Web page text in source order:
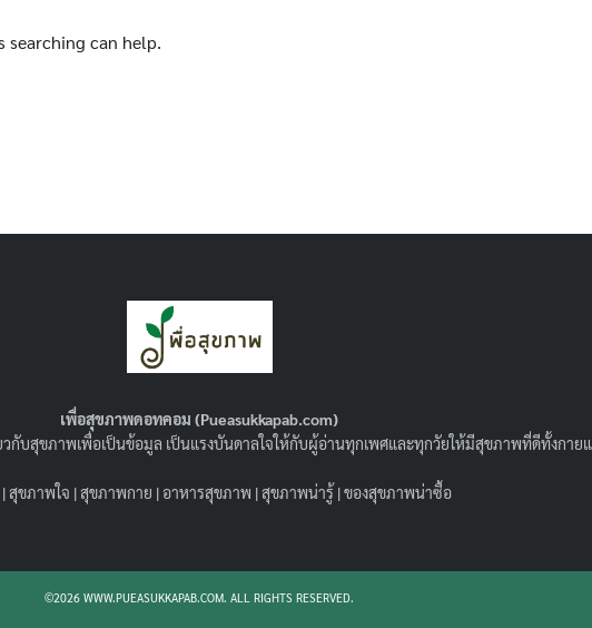
Search
searching can help.
เพื่อสุขภาพดอทคอม (Pueasukkapab.com)
วกับสุขภาพเพื่อเป็นข้อมูล เป็นแรงบันดาลใจให้กับผู้อ่านทุกเพศและทุกวัยให้มีสุขภาพที่ดีทั้งกา
|สุขภาพใจ |สุขภาพกาย |อาหารสุขภาพ |สุขภาพน่ารู้|ของสุขภาพน่าซื้อ
©2026 WWW.PUEASUKKAPAB.COM. ALL RIGHTS RESERVED.